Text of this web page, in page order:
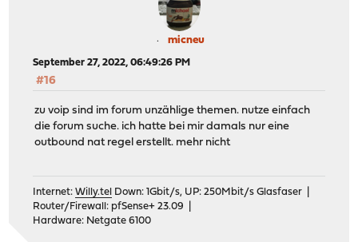
micneu
September 27, 2022, 06:49:26 PM
#16
zu voip sind im forum unzählige themen. nutze einfach
die forum suche. ich hatte bei mir damals nur eine
outbound nat regel erstellt. mehr nicht
Internet:Willy.tel
Down: 1Gbit/s, UP: 250Mbit/s Glasfaser |
Router/Firewall: pfSense+ 23.09 |
Hardware: Netgate 6100